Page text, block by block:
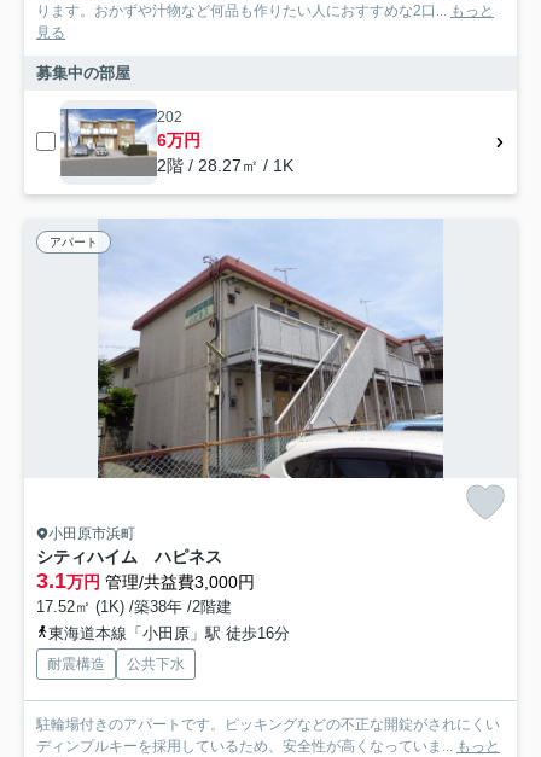
ります。おかずや汁物など何品も作りたい人におすすめな2口...
もっと
見る
募集中の部屋
202
6万円
2階 / 28.27㎡ / 1K
アパート
小田原市浜町
シティハイム ハピネス
3.1万円 管理/共益費3,000円
17.52㎡ (1K) /築38年 /2階建
東海道本線「小田原」駅 徒歩16分
耐震構造 公共下水
駐輪場付きのアパートです。ピッキングなどの不正な開錠がされにくい
ディンプルキーを採用しているため、安全性が高くなっていま...
もっと